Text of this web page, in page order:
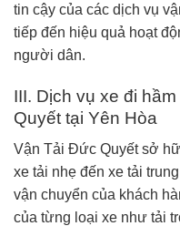
tin cậy của các dịch vụ
tiếp đến hiệu quả hoạt
người dân.
III. Dịch vụ xe đi
Quyết tại Yên Hòa
Vận Tải Đức Quyết sở
xe tải nhẹ đến xe tải
vận chuyển của khách
của từng loại xe như tải